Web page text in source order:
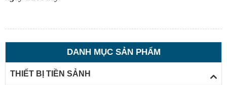
DANH MỤC SẢN PHẨM
THIẾT BỊ TIỀN SẢNH